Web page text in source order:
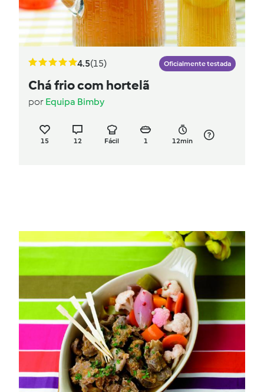
4.5(15) Oficialmente testada
Chá frio com hortelã
por Equipa Bimby
15 12 Fácil 1 12min